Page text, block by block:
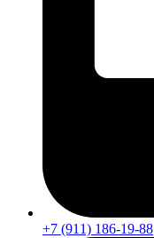
+7 (911) 186-19-88